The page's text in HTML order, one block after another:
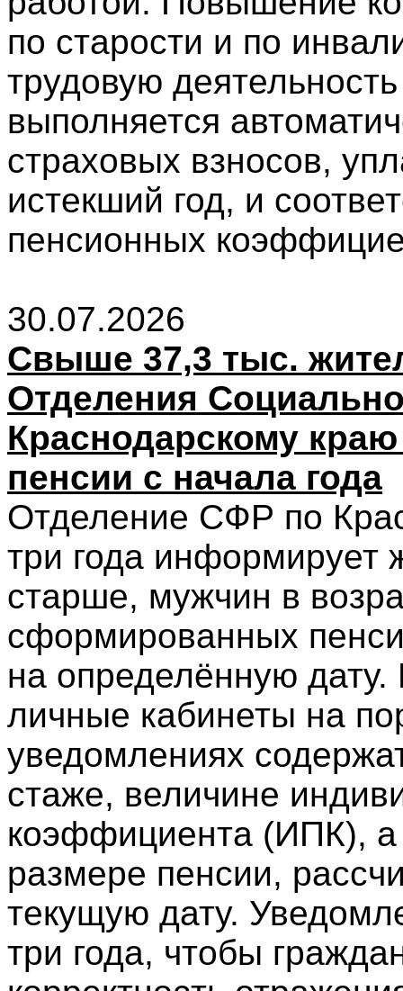
по старости и по
трудовую
выполняется
страховых взносов,
истекший год, и
пенсионных
30.07.2026
Свыше 37,3 тыс.
Отделения
Краснодарскому
пенсии с начала года
Отделение СФР по
три года информирует
старше, мужчин в
сформированных
на определённую
личные кабинеты на
уведомлениях
стаже, величине
коэффициента (ИПК), а
размере пенсии,
текущую дату.
три года, чтобы